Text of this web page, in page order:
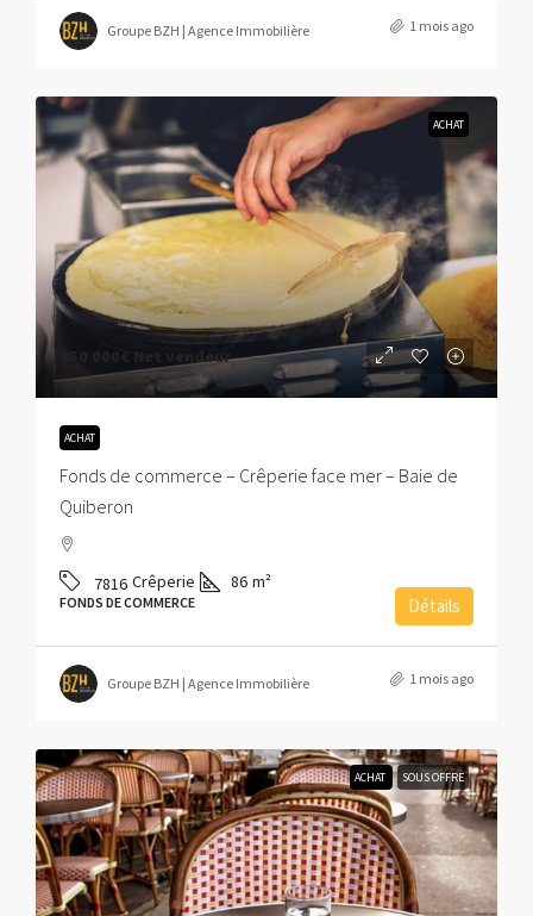
Groupe BZH | Agence Immobilière 1 mois ago
ACHAT
Net vendeur
ACHAT
Fonds de commerce – Crêperie face mer – Baie de
Quiberon
7816 Crêperie 86 m²
FONDS DE COMMERCE Détails
Groupe BZH | Agence Immobilière 1 mois ago
ACHAT SOUS OFFRE